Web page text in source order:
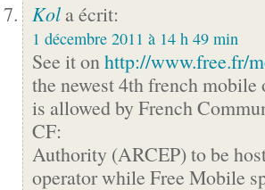
Kol a écrit:
1 décembre 2011 à 14 h 49 min
See it onhttp://www.free.fr/
the newest 4th french
is allowed by French
CF:
Authority (ARCEP) to be
operator while Free Mobile